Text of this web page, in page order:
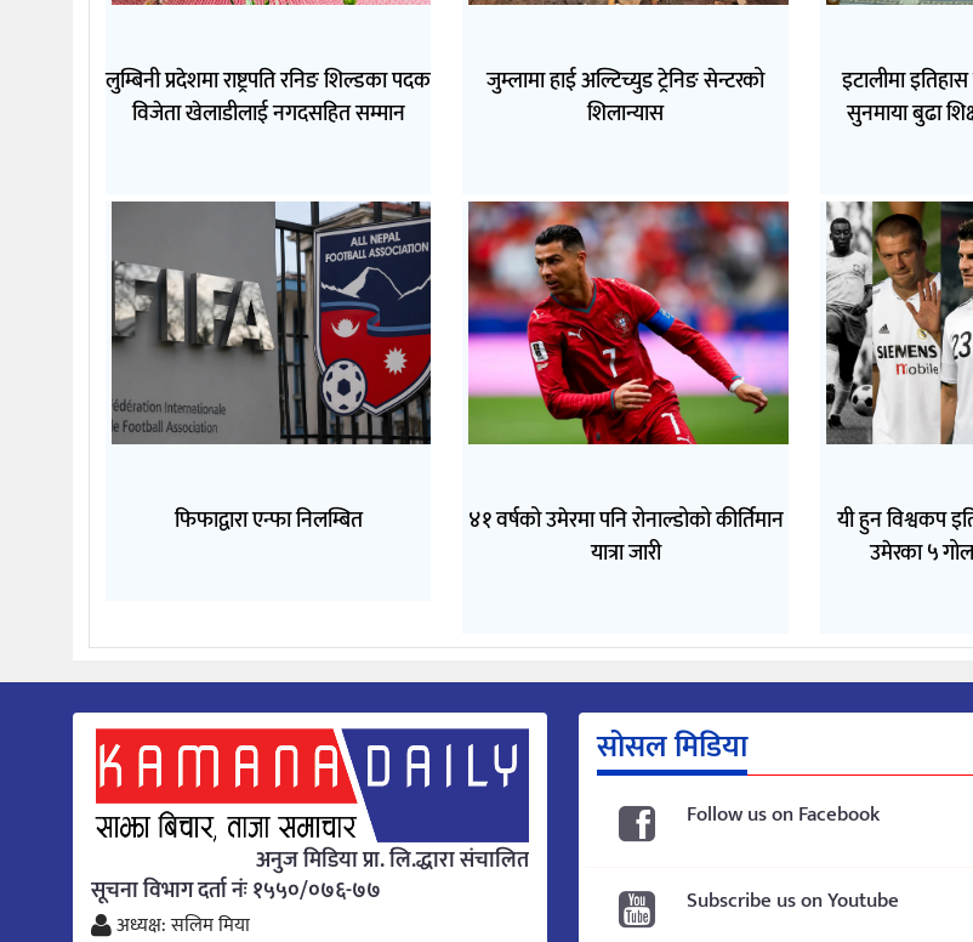
लुम्बिनी प्रदेशमा राष्ट्रपति रनिङ शिल्डका पदक
विजेता खेलाडीलाई नगदसहित सम्मान
जुम्लामा हाई अल्टिच्युड ट्रेनिङ सेन्टरको
शिलान्यास
इटालीमा
सुनमाया बुढा
फिफाद्वारा एन्फा निलम्बित
४१ वर्षको उमेरमा पनि रोनाल्डोको कीर्तिमान
यात्रा जारी
यी हुन विश्वकप
उमेरका ५
अनुज मिडिया प्रा. लि.द्धारा संचालित
सूचना विभाग दर्ता नंः १५५०/०७६-७७
अध्यक्ष: सलिम मिया
सोसल मिडिया
Follow us on Facebook
Subscribe us on Youtube